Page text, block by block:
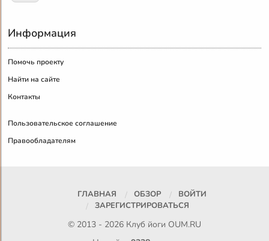
Информация
Помочь проекту
Найти на сайте
Контакты
Пользовательское соглашение
Правообладателям
ГЛАВНАЯ ОБЗОР
ВОЙТИ
ЗАРЕГИСТРИРОВАТЬСЯ
© 2013 - 2026 Клуб йоги OUM.RU